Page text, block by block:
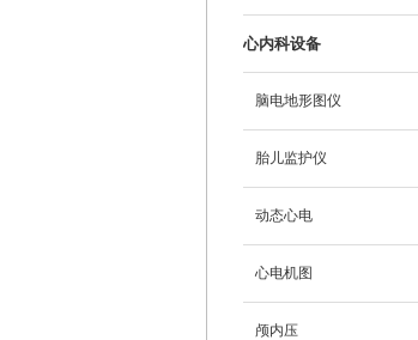
心内科设备
脑电地形图仪
胎儿监护仪
动态心电
心电机图
颅内压